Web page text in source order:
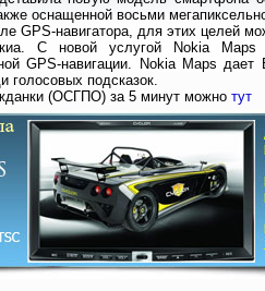
оснащенной восьми
GPS-навигатора, для этих целей
С новой услугой Nokia
GPS-навигации. Nokia Maps дает
голосовых подсказок.
(ОСГПО) за 5 минут можно тут